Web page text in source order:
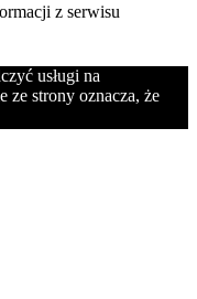
z serwisu
usługi na
ze strony oznacza, że